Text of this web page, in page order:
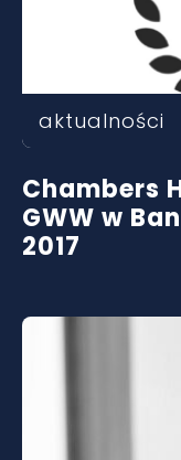
aktualności
Chambers
GWW w
2017